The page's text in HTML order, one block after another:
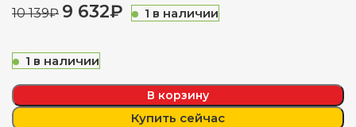
10 139₽ 9 632₽ 1 в наличии
1 в наличии
В корзину
Купить сейчас